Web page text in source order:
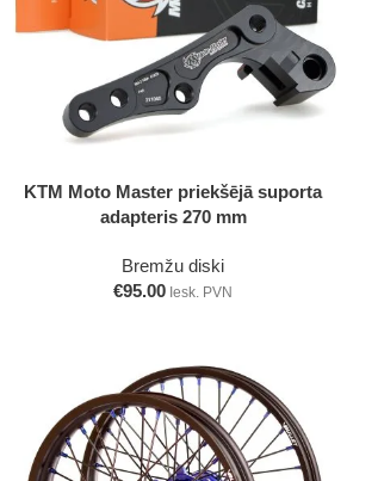
Izvēlieties
KTM Moto Master priekšējā suporta
adapteris 270 mm
Bremžu diski
€95.00 Iesk. PVN